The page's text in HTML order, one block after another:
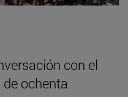
con el
ochenta